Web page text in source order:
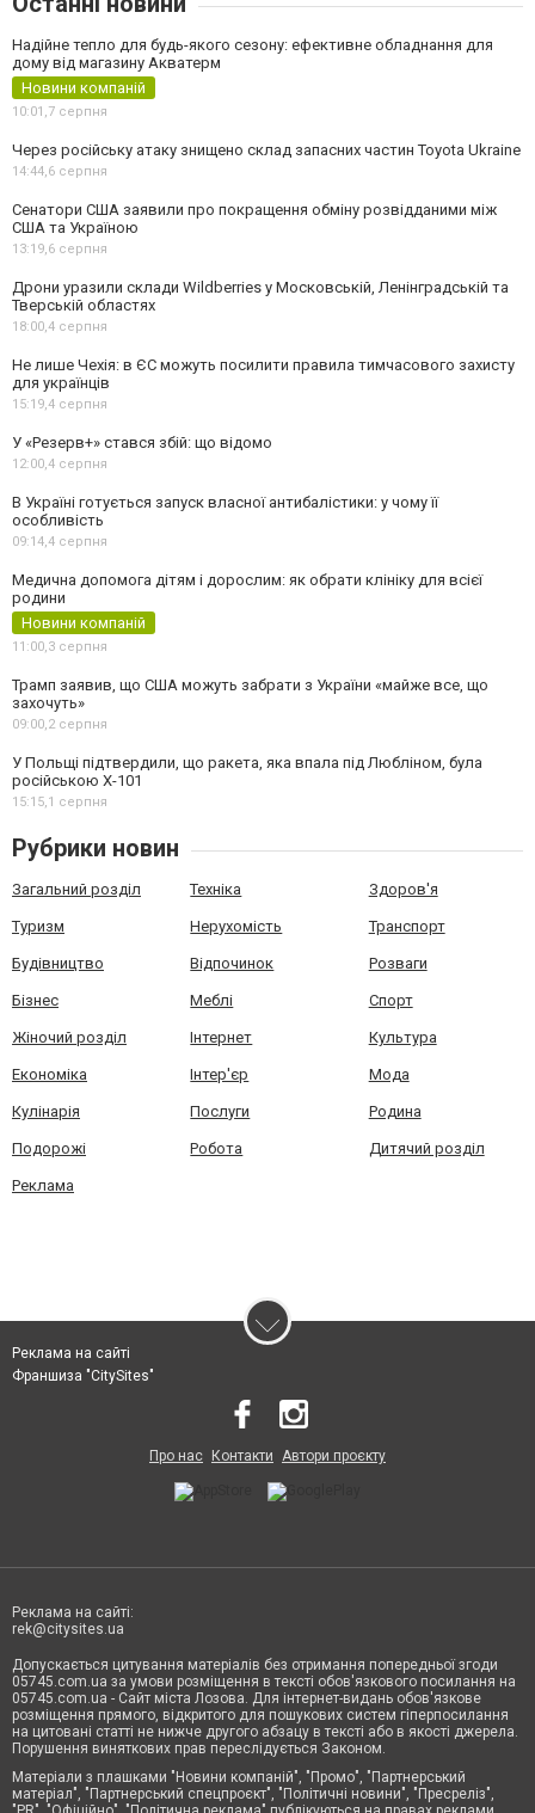
Надійне тепло для будь-якого сезону: ефективне обладнання для
дому від магазину Акватерм
Новини компаній
10:01,7 серпня
Через російську атаку знищено склад запасних частин Toyota Ukraine
14:44,6 серпня
Сенатори США заявили про покращення обміну розвідданими між
США та Україною
13:19,6 серпня
Дрони уразили склади Wildberries у Московській, Ленінградській та
Тверській областях
18:00,4 серпня
Не лише Чехія: в ЄС можуть посилити правила тимчасового захисту
для українців
15:19,4 серпня
У «Резерв+» стався збій: що відомо
12:00,4 серпня
В Україні готується запуск власної антибалістики: у чому її
особливість
09:14,4 серпня
Медична допомога дітям і дорослим: як обрати клініку для всієї
родини
Новини компаній
11:00,3 серпня
Трамп заявив, що США можуть забрати з України «майже все, що
захочуть»
09:00,2 серпня
У Польщі підтвердили, що ракета, яка впала під Любліном, була
російською Х-101
15:15,1 серпня
Рубрики новин
Загальний розділ Техніка Здоров'я
Туризм Нерухомість Транспорт
Будівництво Відпочинок Розваги
Бізнес Меблі Спорт
Жіночий розділ Інтернет Культура
Економіка Інтер'єр Мода
Кулінарія Послуги Родина
Подорожі Робота Дитячий розділ
Реклама
Реклама на сайті
Франшиза "CitySites"
Про нас Контакти Автори проєкту
Реклама на сайті:
rek@citysites.ua
Допускається цитування матеріалів без отримання попередньої згоди
05745.com.ua за умови розміщення в тексті обов'язкового посилання на
05745.com.ua - Сайт міста Лозова. Для інтернет-видань обов'язкове
розміщення прямого, відкритого для пошукових систем гіперпосилання
на цитовані статті не нижче другого абзацу в тексті або в якості джерела.
Порушення виняткових прав переслідується Законом.
Матеріали з плашками "Новини компаній", "Промо", "Партнерський
матеріал", "Партнерський спецпроєкт", "Політичні новини", "Пресреліз",